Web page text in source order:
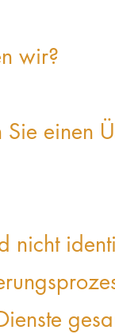
wir?
Sie einen
nicht